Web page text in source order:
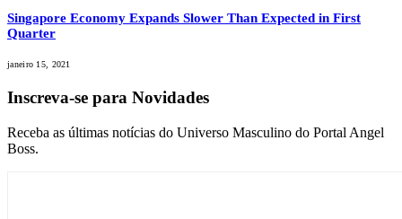
Singapore Economy Expands Slower Than Expected in First
Quarter
janeiro 15, 2021
Inscreva-se para Novidades
Receba as últimas notícias do Universo Masculino do Portal Angel
Boss.